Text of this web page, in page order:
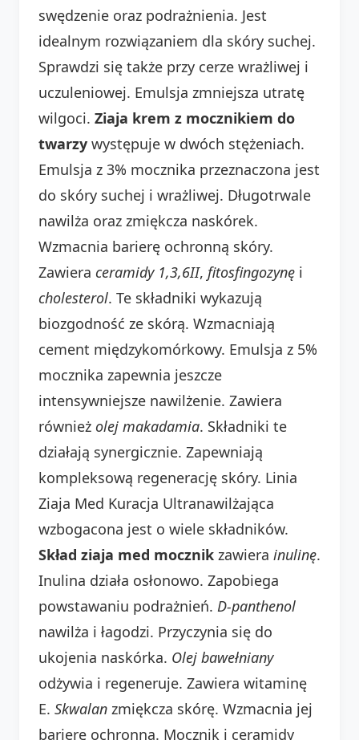
swędzenie oraz podrażnienia. Jest
idealnym rozwiązaniem dla skóry suchej.
Sprawdzi się także przy cerze wrażliwej i
uczuleniowej. Emulsja zmniejsza utratę
wilgoci. Ziaja krem z mocznikiem do
twarzy występuje w dwóch stężeniach.
Emulsja z 3% mocznika przeznaczona jest
do skóry suchej i wrażliwej. Długotrwale
nawilża oraz zmiękcza naskórek.
Wzmacnia barierę ochronną skóry.
Zawiera ceramidy 1,3,6II, fitosfingozynę i
cholesterol. Te składniki wykazują
biozgodność ze skórą. Wzmacniają
cement międzykomórkowy. Emulsja z 5%
mocznika zapewnia jeszcze
intensywniejsze nawilżenie. Zawiera
również olej makadamia. Składniki te
działają synergicznie. Zapewniają
kompleksową regenerację skóry. Linia
Ziaja Med Kuracja Ultranawilżająca
wzbogacona jest o wiele składników.
Skład ziaja med mocznik zawiera inulinę.
Inulina działa osłonowo. Zapobiega
powstawaniu podrażnień. D-panthenol
nawilża i łagodzi. Przyczynia się do
ukojenia naskórka. Olej bawełniany
odżywia i regeneruje. Zawiera witaminę
E. Skwalan zmiękcza skórę. Wzmacnia jej
barierę ochronną. Mocznik i ceramidy